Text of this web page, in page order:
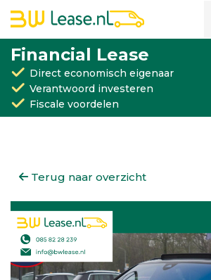
Financial Lease
Direct economisch eigenaar
Verantwoord investeren
Fiscale voordelen
Terug naar overzicht